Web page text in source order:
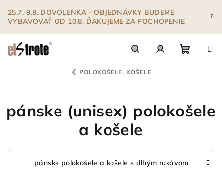
obsah
25.7.-9.8. DOVOLENKA - OBJEDNÁVKY BUDEME
VYBAVOVAŤ OD 10.8. ĎAKUJEME ZA POCHOPENIE
POLOKOŠELE, KOŠELE
pánske (unisex) polokošele
a košele
pánske polokošele a košele s dlhým rukávom